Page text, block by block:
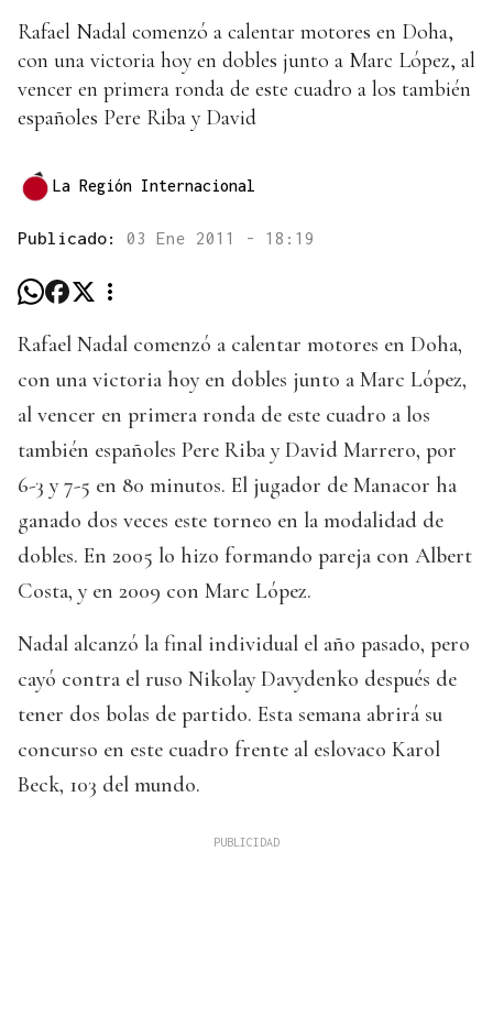
Rafael Nadal comenzó a calentar motores en Doha,
con una victoria hoy en dobles junto a Marc López, al
vencer en primera ronda de este cuadro a los también
españoles Pere Riba y David
La Región Internacional
Publicado: 03 Ene 2011 - 18:19
Rafael Nadal comenzó a calentar motores en Doha,
con una victoria hoy en dobles junto a Marc López,
al vencer en primera ronda de este cuadro a los
también españoles Pere Riba y David Marrero, por
6-3 y 7-5 en 80 minutos. El jugador de Manacor ha
ganado dos veces este torneo en la modalidad de
dobles. En 2005 lo hizo formando pareja con Albert
Costa, y en 2009 con Marc López.
Nadal alcanzó la final individual el año pasado, pero
cayó contra el ruso Nikolay Davydenko después de
tener dos bolas de partido. Esta semana abrirá su
concurso en este cuadro frente al eslovaco Karol
Beck, 103 del mundo.